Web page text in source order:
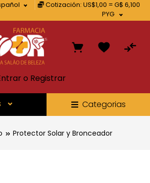
Cotización: US$1,00 = G$ 6,100
PYG
o Registrar
Categorias
Protector Solar y Bronceador